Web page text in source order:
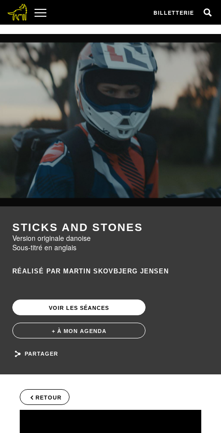
BILLETTERIE
STICKS AND STONES
Version originale danoise
Sous-titré en anglais
RÉALISÉ PAR MARTIN SKOVBJERG JENSEN
VOIR LES SÉANCES
+ À MON AGENDA
PARTAGER
RETOUR